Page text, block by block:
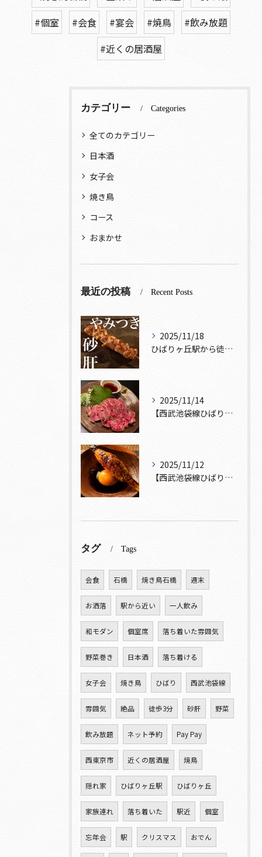
#個室
#会食 #宴会 #焼鳥
#飲み放題
#近くの居酒屋
カテゴリー Categories
全てのカテゴリー
日本酒
女子会
焼き鳥
コース
おまかせ
最近の投稿 Recent Posts
2025/11/18
ひばりヶ丘駅から徒歩5分🚶‍♀️雰囲気の良い居酒屋をお探しな...
2025/11/14
【西武池袋線ひばりヶ丘駅】から徒歩5分🚶
2025/11/12
【西武池袋線ひばりヶ丘駅】から徒歩5分圏内🚶‍♀️！
タグ Tags
会食 石橋 焼き鳥石橋 週末
お洒落 駅から近い 一人飲み
和モダン 個室席 落ち着いた雰囲気
野菜巻き 日本酒 落ち着ける
女子会 焼き鳥 ひばり 西武池袋線
雰囲気 絶品 徒歩3分 砂肝 野菜
飲み放題 ネット予約 Pay Pay
西東京市 近くの居酒屋 焼鳥
隠れ家 ひばりヶ丘駅 ひばりヶ丘
家族連れ 落ち着いた 駅近 個室
忘年会 駅 クリスマス おでん